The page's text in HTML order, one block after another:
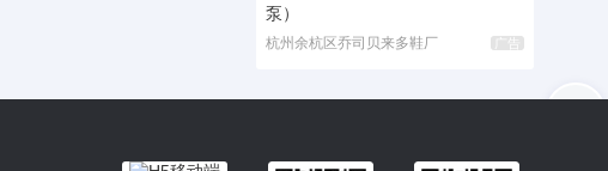
泵）
杭州余杭区乔司贝来多鞋厂 广告